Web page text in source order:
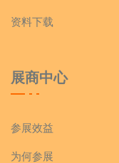
资料下载
展商中心
参展效益
为何参展